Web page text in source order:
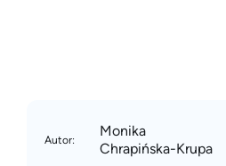
Autor:
Monika
Chrapińska-Krupa